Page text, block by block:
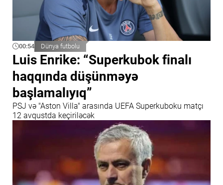
00:54 Dünya futbolu
Luis Enrike: “Superkubok finalı
haqqında düşünməyə
başlamalıyıq”
PSJ və "Aston Villa" arasında UEFA Superkuboku matçı
12 avqustda keçiriləcək